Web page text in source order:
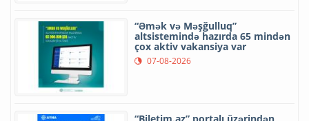
“Əmək və Məşğulluq”
altsistemində hazırda 65 mindən
çox aktiv vakansiya var
07-08-2026